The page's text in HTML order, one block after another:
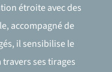
étroite avec des
accompagné de
il sensibilise le
ses tirages